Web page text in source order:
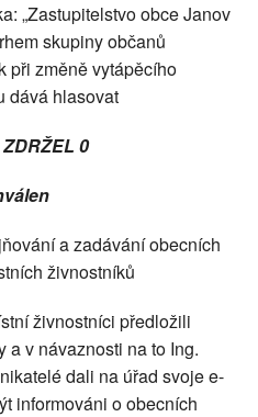
„Zastupitelstvo obce Janov
skupiny občanů
při změně vytápěcího
dává hlasovat
0
a zadávání obecních
živnostníků
živnostníci předložili
a v návaznosti na to Ing.
dali na úřad svoje e-
informováni o obecních